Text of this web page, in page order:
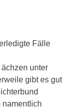
Fälle
unter
gibt es gut
namentlich